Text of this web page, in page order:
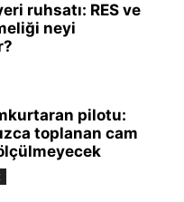
ruhsatı: RES ve
neyi
pilotu:
toplanan cam